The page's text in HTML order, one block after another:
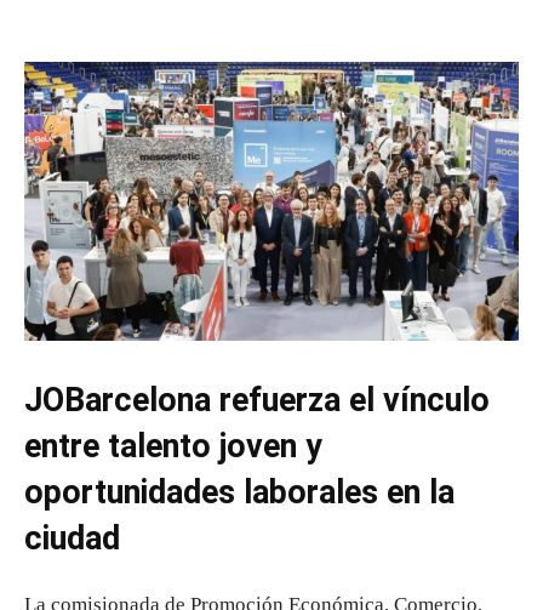
JOBarcelona refuerza el vínculo
entre talento joven y
oportunidades laborales en la
ciudad
La comisionada de Promoción Económica, Comercio,